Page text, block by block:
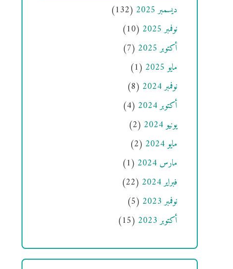
ديسمبر 2025
(132)
نوفمبر 2025
(10)
أكتوبر 2025
(7)
مايو 2025
(1)
نوفمبر 2024
(8)
أكتوبر 2024
(4)
يونيو 2024
(2)
مايو 2024
(2)
مارس 2024
(1)
فبراير 2024
(22)
نوفمبر 2023
(5)
أكتوبر 2023
(15)